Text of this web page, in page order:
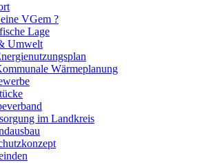
VGem ?
Lage
Umwelt
Wärmeplanung
im Landkreis